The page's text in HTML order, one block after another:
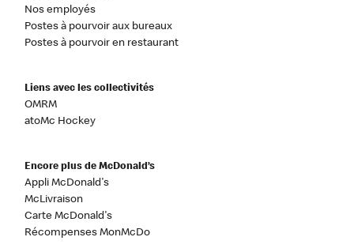
Nos employés
Postes à pourvoir aux bureaux
Postes à pourvoir en restaurant
Liens avec les collectivités
OMRM
atoMc Hockey
Encore plus de McDonald’s
Appli McDonald's
McLivraison
Carte McDonald's
Récompenses MonMcDo